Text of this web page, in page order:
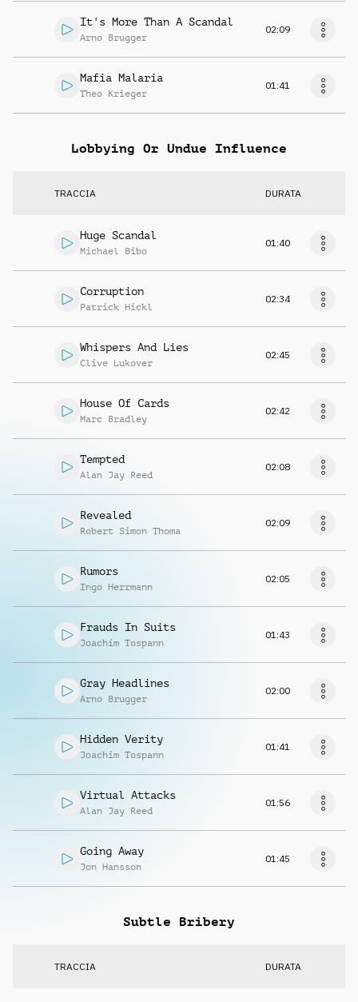
It's More Than A Scandal
Arno Brugger
02:09
Mafia Malaria
Theo Krieger
01:41
Lobbying Or Undue Influence
TRACCIA DURATA
Huge Scandal
Michael Bibo
01:40
Corruption
Patrick Hickl
02:34
Whispers And Lies
Clive Lukover
02:45
House Of Cards
Marc Bradley
02:42
Tempted
Alan Jay Reed
02:08
Revealed
Robert Simon Thoma
02:09
Rumors
Ingo Herrmann
02:05
Frauds In Suits
Joachim Tospann
01:43
Gray Headlines
Arno Brugger
02:00
Hidden Verity
Joachim Tospann
01:41
Virtual Attacks
Alan Jay Reed
01:56
Going Away
Jon Hansson
01:45
Subtle Bribery
TRACCIA DURATA